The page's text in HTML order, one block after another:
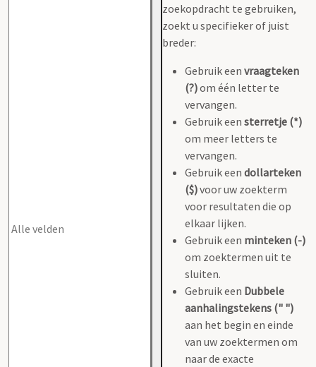
zoekopdracht te gebruiken,
zoekt u specifieker of juist
breder:
Gebruik een vraagteken
(?)om één letter te
vervangen.
Gebruik een sterretje (*)
om meer letters te
vervangen.
Gebruik een dollarteken
($)voor uw zoekterm
voor resultaten die op
elkaar lijken.
Gebruik een minteken (-)
om zoektermen uit te
sluiten.
Gebruik een Dubbele
aanhalingstekens (" ")
aan het begin en einde
van uw zoektermen om
naar de exacte